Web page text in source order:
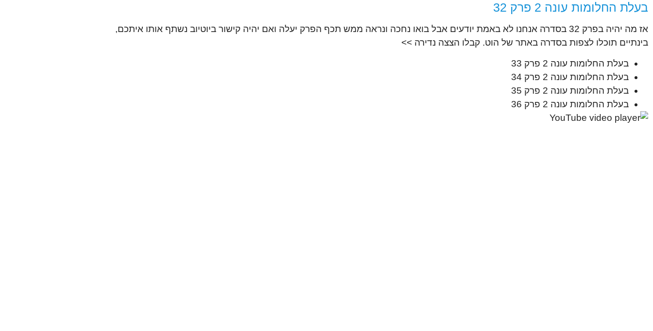
בעלת החלומות עונה 2 פרק 32
אז מה יהיה בפרק 32 בסדרה אנחנו לא באמת יודעים אבל בואו נחכה ונראה ממש תכף הפרק יעלה ואם יהיה קישור ביוטיוב נשתף אותו איתכם,
בינתיים תוכלו לצפות בסדרה באתר של הוט. קבלו הצצה נדירה >>
בעלת החלומות עונה 2 פרק 33
בעלת החלומות עונה 2 פרק 34
בעלת החלומות עונה 2 פרק 35
בעלת החלומות עונה 2 פרק 36